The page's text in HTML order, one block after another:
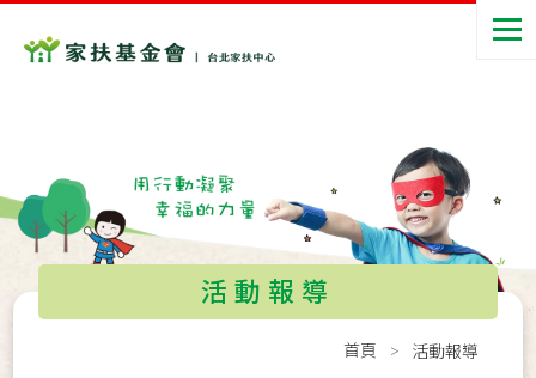
活動報導
首頁 活動報導